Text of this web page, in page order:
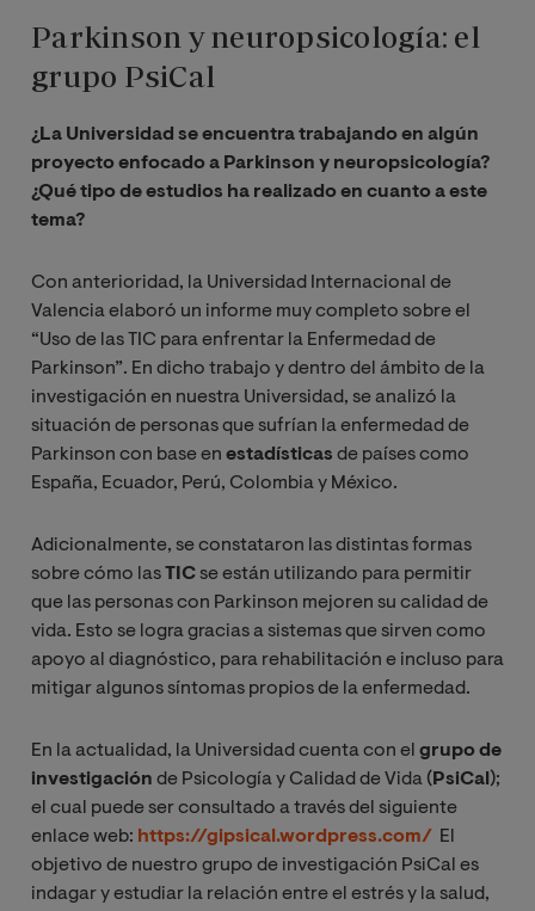
Parkinson y neuropsicología: el
grupo PsiCal
¿La Universidad se encuentra trabajando en algún
proyecto enfocado a Parkinson y neuropsicología?
¿Qué tipo de estudios ha realizado en cuanto a este
tema?
Con anterioridad, la Universidad Internacional de
Valencia elaboró un informe muy completo sobre el
“Uso de las TIC para enfrentar la Enfermedad de
Parkinson”. En dicho trabajo y dentro del ámbito de la
investigación en nuestra Universidad, se analizó la
situación de personas que sufrían la enfermedad de
Parkinson con base en estadísticas de países como
España, Ecuador, Perú, Colombia y México.
Adicionalmente, se constataron las distintas formas
sobre cómo lasTICse están utilizando para permitir
que las personas con Parkinson mejoren su calidad de
vida. Esto se logra gracias a sistemas que sirven como
apoyo al diagnóstico, para rehabilitación e incluso para
mitigar algunos síntomas propios de la enfermedad.
En la actualidad, la Universidad cuenta con el grupo de
investigación de Psicología y Calidad de Vida ( PsiCal );
el cual puede ser consultado a través del siguiente
enlace web: https://gipsical.wordpress.com/ El
objetivo de nuestro grupo de investigación PsiCal es
indagar y estudiar la relación entre el estrés y la salud,